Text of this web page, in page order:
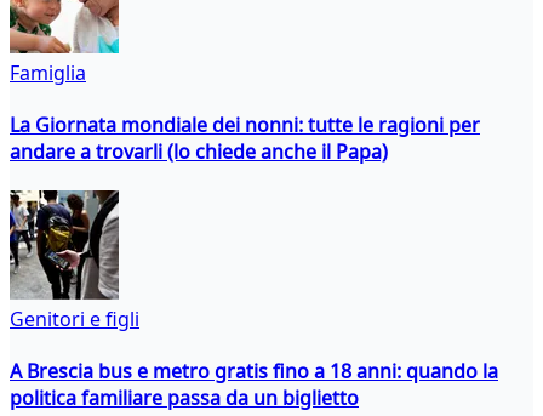
Famiglia
La Giornata mondiale dei nonni: tutte le ragioni per
andare a trovarli (lo chiede anche il Papa)
Genitori e figli
A Brescia bus e metro gratis fino a 18 anni: quando la
politica familiare passa da un biglietto